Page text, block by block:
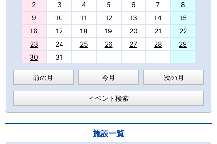
2
3 4 5 6 7
8
9
10 11 12 13 14
15
16
17 18 19 20 21
22
23
24 25 26 27 28
29
30
31
前の月 今月 次の月
イベント検索
施設一覧